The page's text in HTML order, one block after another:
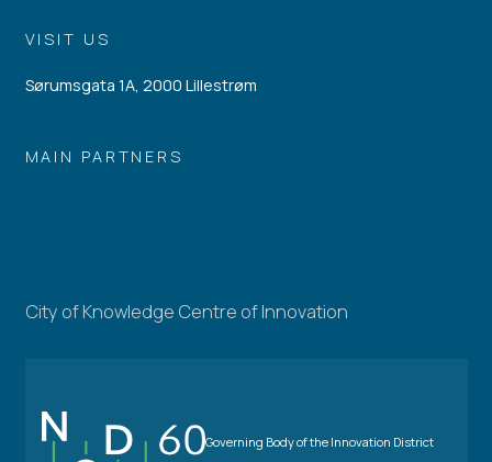
VISIT US
Sørumsgata 1A, 2000 Lillestrøm
MAIN PARTNERS
City of Knowledge Centre of Innovation
Governing Body of the Innovation District